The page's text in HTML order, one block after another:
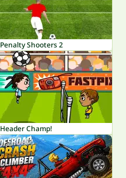
Penalty Shooters 2
Header Champ!